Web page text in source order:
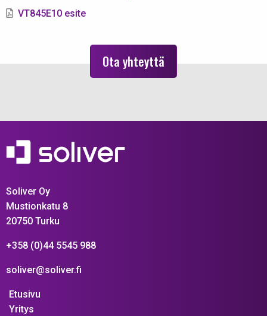
VT845E10 esite
Ota yhteyttä
Soliver Oy
Mustionkatu 8
20750 Turku
+358 (0)44 5545 988
soliver@soliver.fi
Etusivu
Yritys